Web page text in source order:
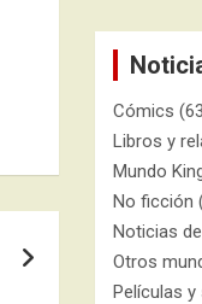
Cómics
Libros y
Mundo
No ficción
Noticias
Otros
Películas y